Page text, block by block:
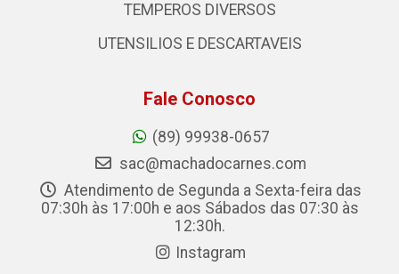
TEMPEROS DIVERSOS
UTENSILIOS E DESCARTAVEIS
Fale Conosco
(89) 99938-0657
sac@machadocarnes.com
Atendimento de Segunda a Sexta-feira das
07:30h às 17:00h e aos Sábados das 07:30 às
12:30h.
Instagram